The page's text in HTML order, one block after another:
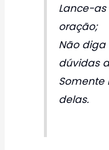
Lance-
oração;
Não diga
dúvidas
Somente
delas.